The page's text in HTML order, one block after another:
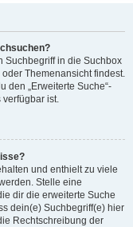
Suchbegriff in die Suchbox
Themenansicht findest.
den „Erweiterte Suche“-
verfügbar ist.
und enthielt zu viele
Stelle eine
dir die erweiterte Suche
dein(e) Suchbegriff(e) hier
Rechtschreibung der